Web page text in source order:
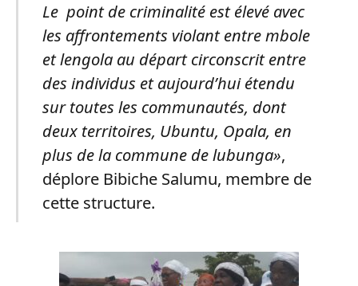
Le point de criminalité est élevé avec
les affrontements violant entre mbole
et lengola au départ circonscrit entre
des individus et aujourd’hui étendu
sur toutes les communautés, dont
deux territoires, Ubuntu, Opala, en
plus de la commune de lubunga»,
déplore Bibiche Salumu, membre de
cette structure.